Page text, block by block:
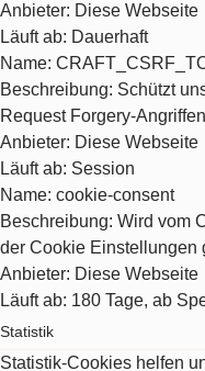
Anbieter: Diese Webseite
Läuft ab: Dauerhaft
Name:
Beschreibung: Schützt
Request Forgery-
Anbieter: Diese Webseite
Läuft ab: Session
Name: cookie-consent
Beschreibung: Wird vom
der Cookie Einstellungen
Anbieter: Diese Webseite
Läuft ab: 180 Tage, ab
Statistik
Statistik-Cookies helfen